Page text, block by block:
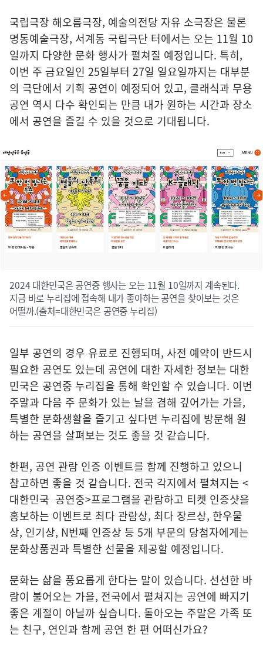
국립극장 해오름극장, 예술의전당 자유 소극장은 물론
명동예술극장, 서계동 국립극단 터에서는 오는 11월 10
일까지 다양한 문화 행사가 펼쳐질 예정입니다. 특히,
이번 주 금요일인 25일부터 27일 일요일까지는 대부분
의 극단에서 기획 공연이 예정되어 있고, 클래식과 무용
공연 역시 다수 확인되는 만큼 내가 원하는 시간과 장소
에서 공연을 즐길 수 있을 것으로 기대됩니다.
2024 대한민국은 공연중 행사는 오는 11월 10일까지 계속된다.
지금 바로 누리집에 접속해 내가 좋아하는 공연을 찾아보는 것은
어떨까.(출처=대한민국은 공연중 누리집)
일부 공연의 경우 유료로 진행되며, 사전 예약이 반드시
필요한 공연도 있는데 공연에 대한 자세한 정보는 대한
민국은 공연중 누리집을 통해 확인할 수 있습니다. 이번
주말과 다음 주 문화가 있는 날을 겸해 깊어가는 가을,
특별한 문화생활을 즐기고 싶다면 누리집에 방문해 원
하는 공연을 살펴보는 것도 좋을 것 같습니다.
한편, 공연 관람 인증 이벤트를 함께 진행하고 있으니
참고하면 좋을 것 같습니다. 전국 각지에서 펼쳐지는 <
대한민국 공연중>프로그램을 관람하고 티켓 인증샷을
홍보하는 이벤트로 최다 관람상, 최다 장르상, 한우물
상, 인기상, N번째 인증상 등 5개 부문의 당첨자에게는
문화상품권과 특별한 선물을 제공할 예정입니다.
문화는 삶을 풍요롭게 한다는 말이 있습니다. 선선한 바
람이 불어오는 가을, 전국에서 펼쳐지는 공연에 빠지기
좋은 계절이 아닐까 싶습니다. 돌아오는 주말은 가족 또
는 친구, 연인과 함께 공연 한 편 어떠신가요?